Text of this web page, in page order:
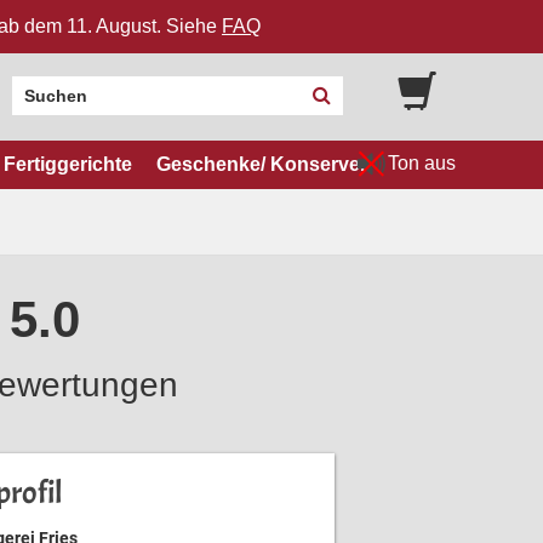
dem 11. August. Siehe FAQ
Fertiggerichte Geschenke/ Konserven Ton aus
Fries